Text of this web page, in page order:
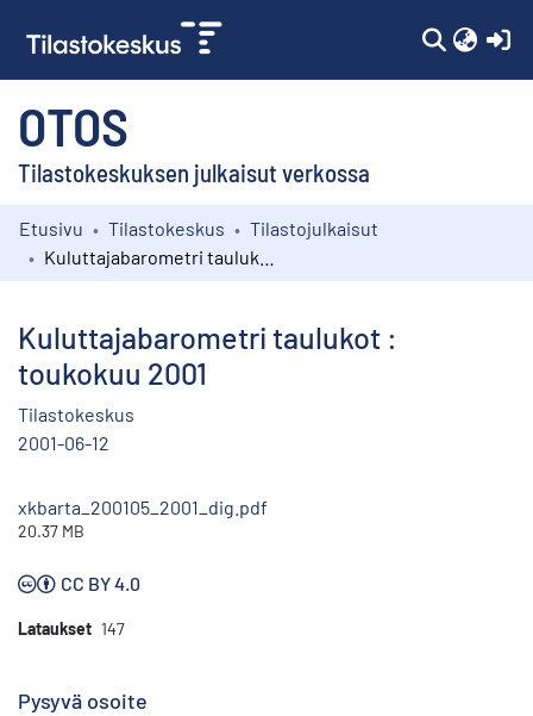
OTOS
Tilastokeskuksen julkaisut verkossa
Kokoelmat
Etusivu Tilastokeskus
Tilastojulkaisut
Kuluttajabarometri taulukot :
toukokuu 2001
Tilastokeskus
2001-06-12
xkbarta_200105_2001_dig.pdf
20.37 MB
CC BY 4.0
Lataukset 147
Pysyvä osoite